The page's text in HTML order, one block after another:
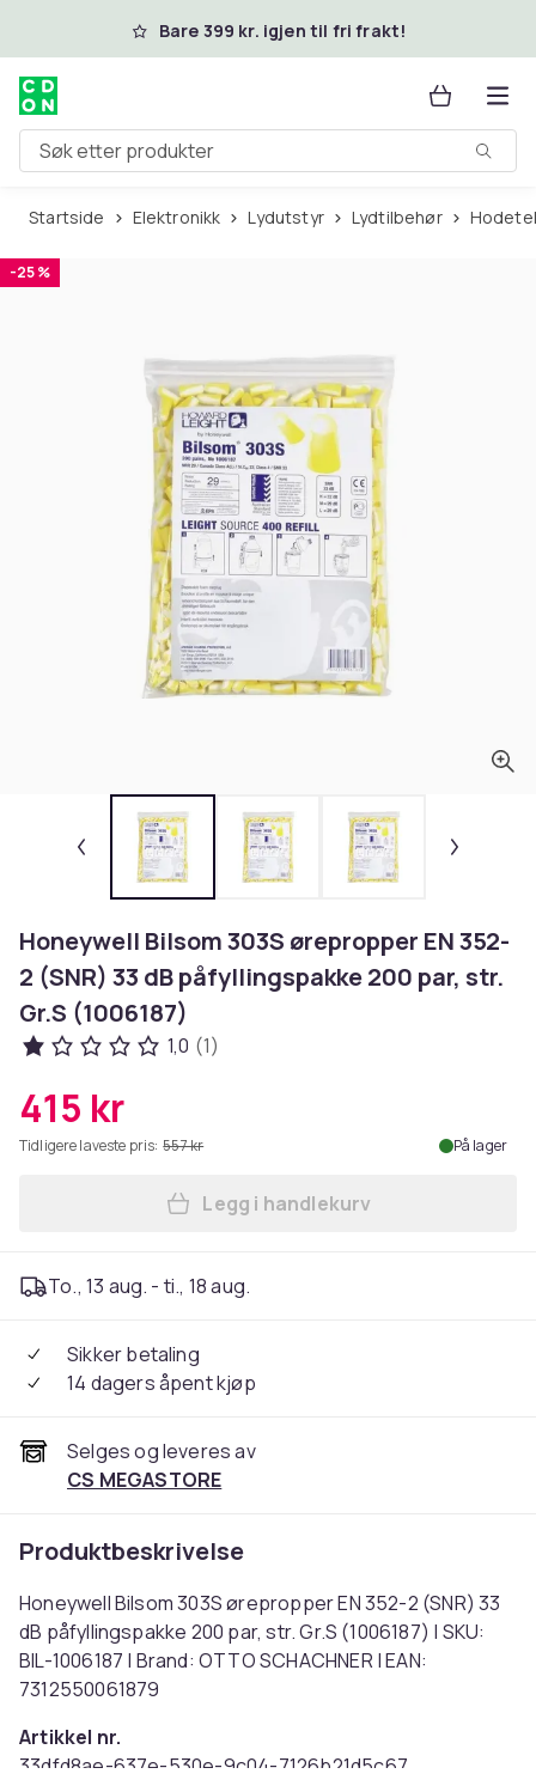
Hopp til hovedinnholdBare 399 kr. igjen til fri frakt!
Søk etter produkter
Startside Elektronikk Lydutstyr Lydtilbehør
-25 %
Honeywell Bilsom 303S ørepropper EN 352-
2 (SNR) 33 dB påfyllingspakke 200 par, str.
Gr.S (1006187)
1,0 (1)
415 kr
Tidligere laveste pris: 557 kr På lager
Legg Honeywell Bilsom
Legg i handlekurv
To., 13 aug. - ti., 18 aug.
Sikker betaling
14 dagers åpent kjøp
Selges og leveres av
CS MEGASTORE
Produktbeskrivelse
Honeywell Bilsom 303S ørepropper EN 352-2 (SNR) 33
dB påfyllingspakke 200 par, str. Gr.S (1006187) | SKU:
BIL-1006187 | Brand: OTTO SCHACHNER | EAN:
7312550061879
Artikkel nr.
33dfd8ae-637e-530e-9c04-7126b21d5c67